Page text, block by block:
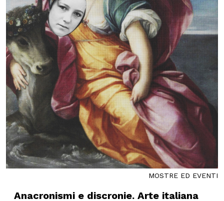
MOSTRE ED EVENTI
Anacronismi e discronie. Arte italiana